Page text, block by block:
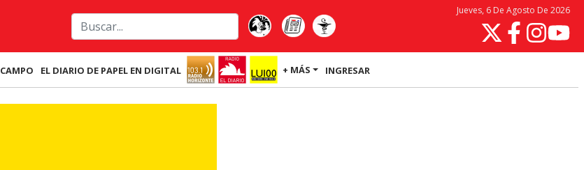
Jueves, 6 De Agosto De 2026
CAMPO EL DIARIO DE PAPEL EN DIGITAL + MÁS INGRESAR